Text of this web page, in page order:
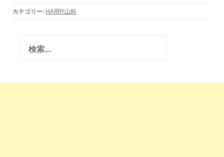
cover かまやつひ
カテゴリー: HARRY山科